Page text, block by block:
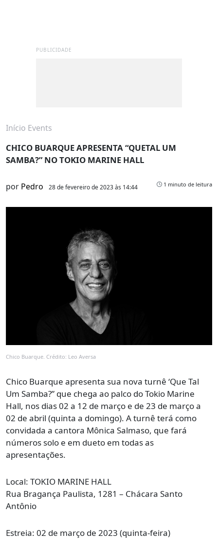
PUBLICIDADE
Início Events
CHICO BUARQUE APRESENTA “QUETAL UM
SAMBA?” NO TOKIO MARINE HALL
por Pedro 28 de fevereiro de 2023 às 14:44 1 minuto de leitura
Chico Buarque. Crédito: Leo Aversa
Chico Buarque apresenta sua nova turnê ‘Que Tal
Um Samba?” que chega ao palco do Tokio Marine
Hall, nos dias 02 a 12 de março e de 23 de março a
02 de abril (quinta a domingo). A turnê terá como
convidada a cantora Mônica Salmaso, que fará
números solo e em dueto em todas as
apresentações.
Local: TOKIO MARINE HALL
Rua Bragança Paulista, 1281 – Chácara Santo
Antônio
Estreia: 02 de março de 2023 (quinta-feira)